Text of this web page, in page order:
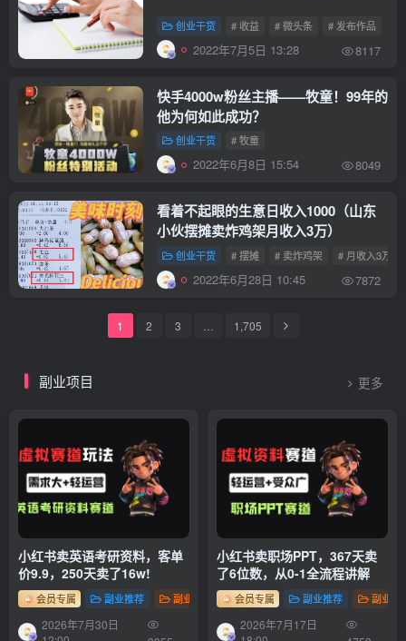
创业干货 # 收益 # 微头条 # 发布作品
2022年7月5日 13:28 8117
快手4000w粉丝主播——牧童！99年的
他为何如此成功？
创业干货 # 牧童
2022年6月8日 15:54 8049
看着不起眼的生意日收入1000（山东
小伙摆摊卖炸鸡架月收入3万）
创业干货 # 摆摊 # 卖炸鸡架 # 月收入3万
2022年6月28日 10:45 7872
1 2 3 1,705
副业项目 更多
小红书卖英语考研资料，客单
价9.9，250天卖了16w!
会员专属 副业推荐 副业项目
2026年7月30日
小红书卖职场PPT，367天卖
了6位数，从0-1全流程讲解
会员专属 副业推荐 副业项
2026年7月17日